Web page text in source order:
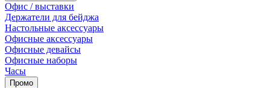
Офис / выставки
Держатели для бейджа
Настольные аксессуары
Офисные аксессуары
Офисные девайсы
Офисные наборы
Часы
Промо